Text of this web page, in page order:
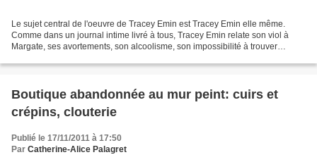
Le sujet central de l'oeuvre de Tracey Emin est Tracey Emin elle même.
Comme dans un journal intime livré à tous, Tracey Emin relate son viol à
Margate, ses avortements, son alcoolisme, son impossibilité à trouver
Boutique abandonnée au mur peint: cuirs et
crépins, clouterie
Publié le 17/11/2011 à 17:50
Par Catherine-Alice Palagret